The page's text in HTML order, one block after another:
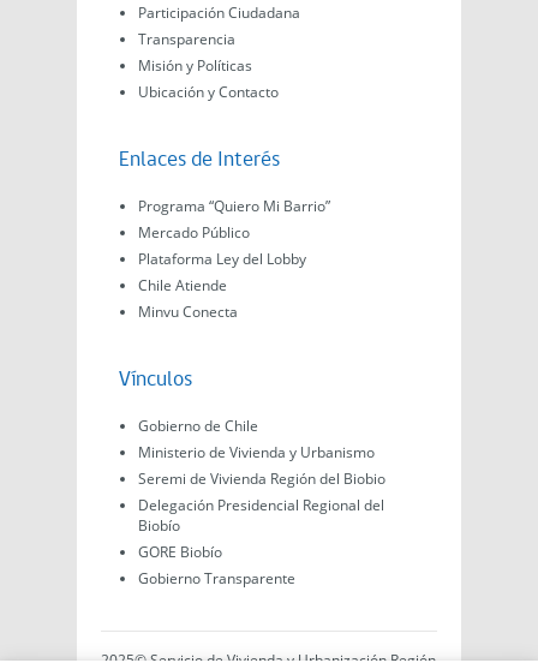
Participación Ciudadana
Transparencia
Misión y Políticas
Ubicación y Contacto
Enlaces de Interés
Programa “Quiero Mi Barrio”
Mercado Público
Plataforma Ley del Lobby
Chile Atiende
Minvu Conecta
Vínculos
Gobierno de Chile
Ministerio de Vivienda y Urbanismo
Seremi de Vivienda Región del Biobio
Delegación Presidencial Regional del
Biobío
GORE Biobío
Gobierno Transparente